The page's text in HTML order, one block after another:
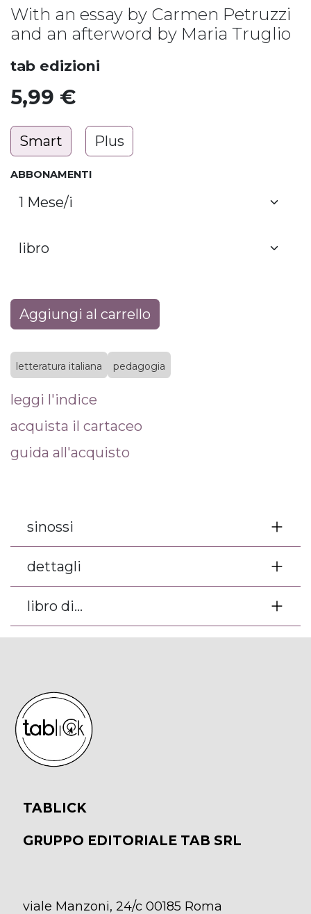
With an essay by Carmen Petruzzi
and an afterword by Maria Truglio
tab edizioni
5,99 €
Smart Plus
ABBONAMENTI
Aggiungi al carrello
letteratura italiana pedagogia
leggi l'indice
acquista il cartaceo
guida all'acquisto
sinossi
dettagli
libro di...
TABLICK
GRUPPO EDITORIALE TAB SRL
viale Manzoni, 24/c 00185 Roma